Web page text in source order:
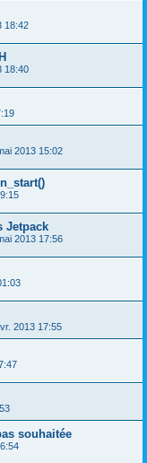
18:42
18:40
2013 15:02
Jetpack
2013 17:56
2013 17:55
souhaitée